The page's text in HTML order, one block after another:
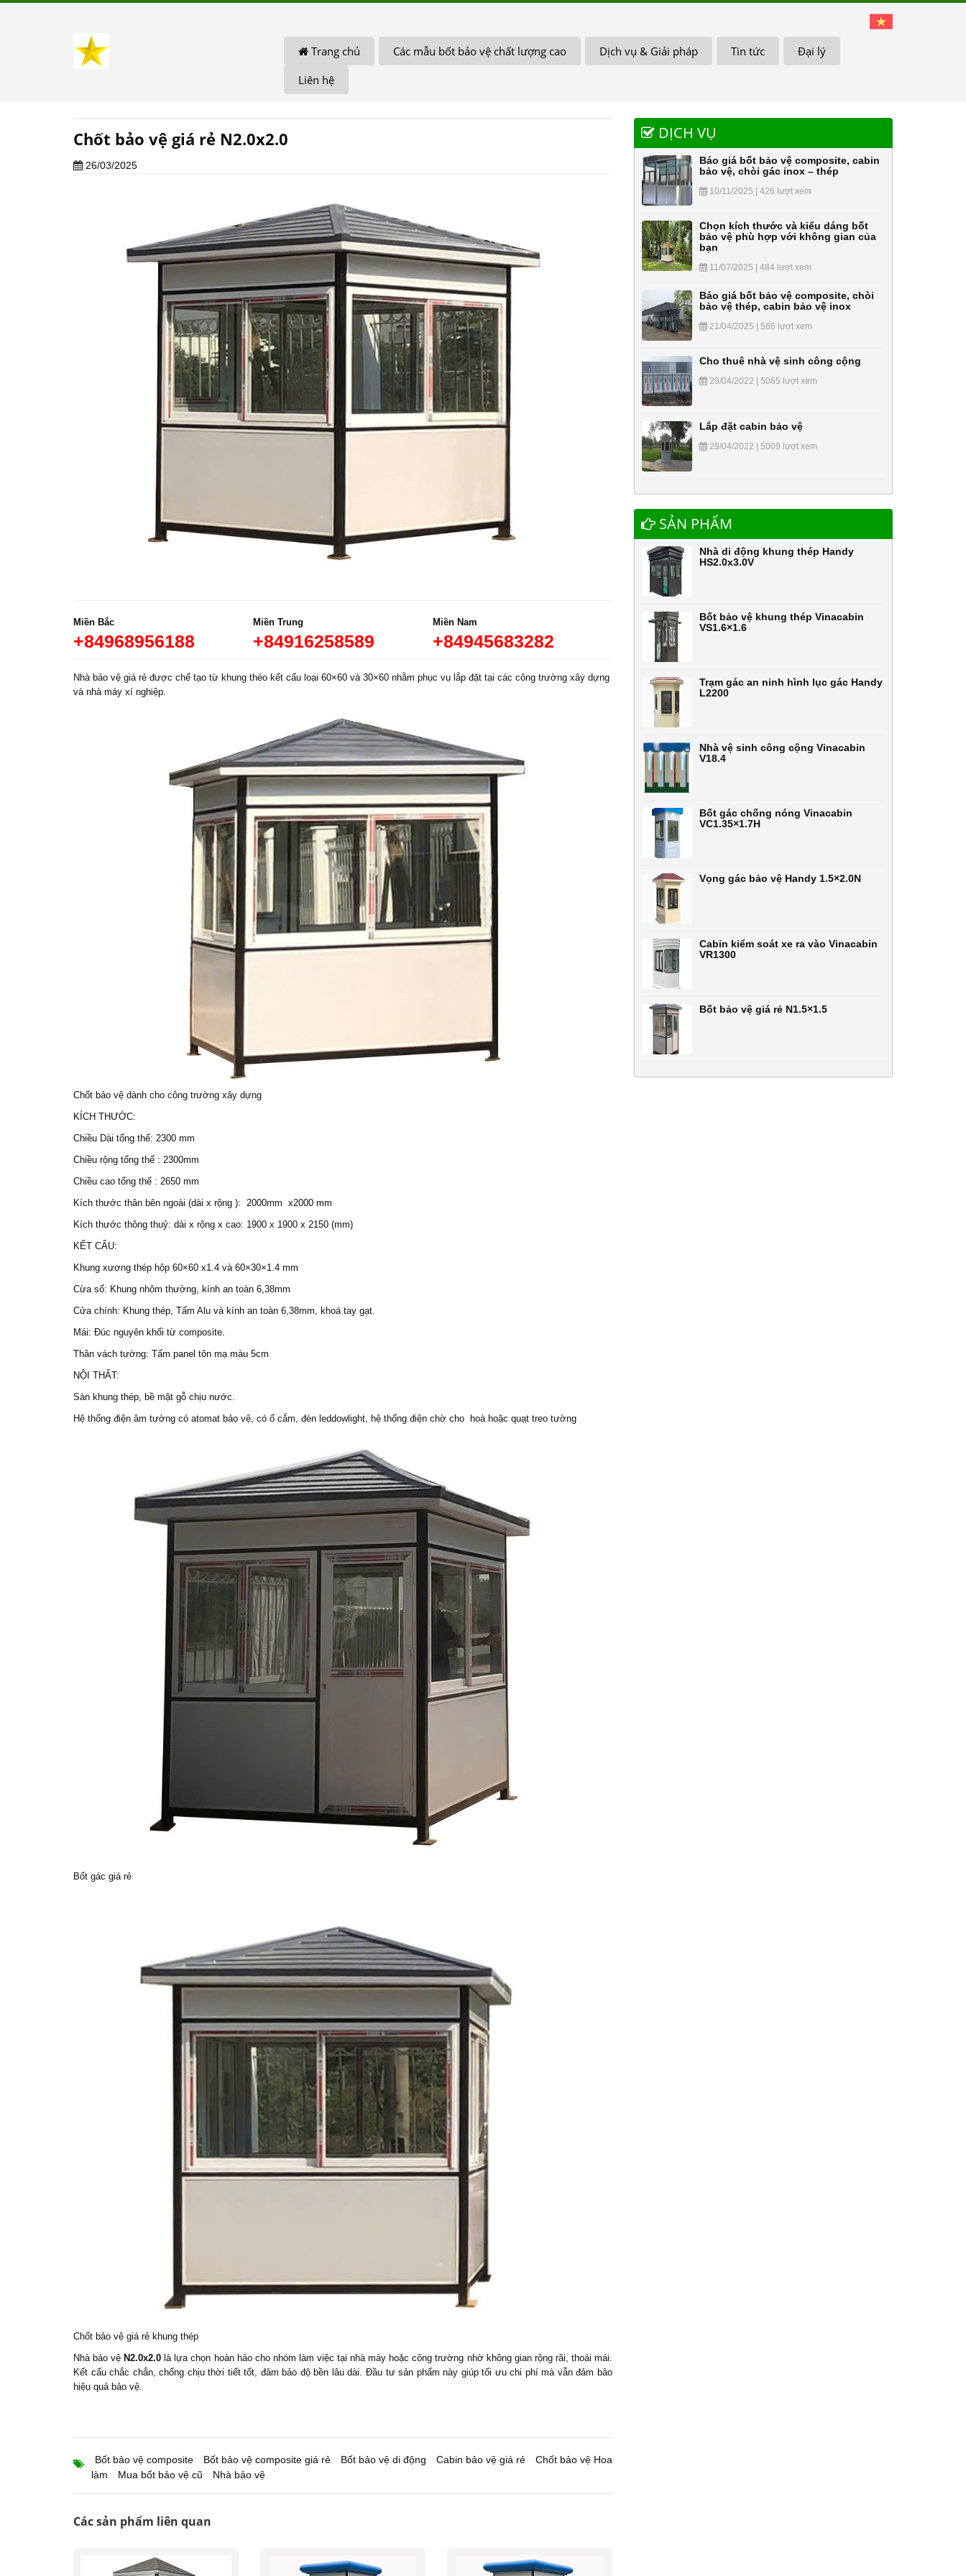
Trang chủ Các mẫu bốt bảo vệ chất lượng cao Dịch vụ & Giải pháp Tin tức
Đại lý
Liên hệ
Chốt bảo vệ giá rẻ N2.0x2.0
26/03/2025
Miền Bắc
+84968956188
Miền Trung
+84916258589
Miền Nam
+84945683282
Nhà bảo vệ giá rẻ được chế tạo từ khung théo kết cấu loại 60×60 và 30×60 nhằm phục vụ lắp đặt tại các công trường xây dựng
và nhà máy xí nghiệp.
Chốt bảo vệ dành cho công trường xây dựng
KÍCH THƯỚC:
Chiều Dài tổng thể: 2300 mm
Chiều rộng tổng thể : 2300mm
Chiều cao tổng thể : 2650 mm
Kích thước thân bên ngoài (dài x rộng ): 2000mm x2000 mm
Kích thước thông thuỷ: dài x rộng x cao: 1900 x 1900 x 2150 (mm)
KẾT CẤU:
Khung xương thép hộp 60×60 x1.4 và 60×30×1.4 mm
Cừa sổ: Khung nhôm thường, kính an toàn 6,38mm
Cửa chính: Khung thép, Tấm Alu và kính an toàn 6,38mm, khoá tay gạt.
Mái: Đúc nguyên khối từ composite.
Thân vách tường: Tấm panel tôn mạ màu 5cm
NỘI THẤT:
Sàn khung thép, bề mặt gỗ chịu nước.
Hệ thống điện âm tường có atomat bảo vệ, có ổ cắm, đèn leddowlight, hệ thống điện chờ cho hoà hoặc quạt treo tường
Bốt gác giá rẻ
Chốt bảo vệ giá rẻ khung thép
Nhà bảo vệ N2.0x2.0 là lựa chọn hoàn hảo cho nhóm làm việc tại nhà máy hoặc công trường nhờ không gian rộng rãi, thoải mái.
Kết cấu chắc chắn, chống chịu thời tiết tốt, đảm bảo độ bền lâu dài. Đầu tư sản phẩm này giúp tối ưu chi phí mà vẫn đảm bảo
hiệu quả bảo vệ.
Bốt bảo vệ composite Bốt bảo vệ composite giá rẻ Bốt bảo vệ di động Cabin bảo vệ giá rẻ
Chốt bảo vệ Hoa
làm
Mua bốt bảo vệ cũ Nhà bảo vệ
Các sản phẩm liên quan
DỊCH VỤ
Báo giá bốt bảo vệ composite, cabin
bảo vệ, chòi gác inox – thép
10/11/2025 | 426 lượt xem
Chọn kích thước và kiểu dáng bốt
bảo vệ phù hợp với không gian của
bạn
11/07/2025 | 484 lượt xem
Báo giá bốt bảo vệ composite, chòi
bảo vệ thép, cabin bảo vệ inox
21/04/2025 | 586 lượt xem
Cho thuê nhà vệ sinh công cộng
29/04/2022 | 5065 lượt xem
Lắp đặt cabin bảo vệ
29/04/2022 | 5009 lượt xem
SẢN PHẨM
Nhà di động khung thép Handy
HS2.0x3.0V
Bốt bảo vệ khung thép Vinacabin
VS1.6×1.6
Trạm gác an ninh hình lục gác Handy
L2200
Nhà vệ sinh công cộng Vinacabin
V18.4
Bốt gác chống nóng Vinacabin
VC1.35×1.7H
Vọng gác bảo vệ Handy 1.5×2.0N
Cabin kiểm soát xe ra vào Vinacabin
VR1300
Bốt bảo vệ giá rẻ N1.5×1.5